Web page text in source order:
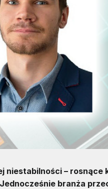
niestabilności – rosnące
branża